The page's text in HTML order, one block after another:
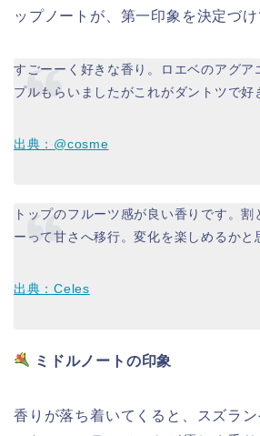
ップノートが、第一印象を決定づけ
すごーーく好きな香り。ロエベのアグア
プルもらいましたがこれがダントツで好
出典：@cosme
トップのフルーツ感が良い香りです。
ーって甘さへ移行。変化を楽しめるかと
出典：Celes
ミドルノートの印象
香りが落ち着いてくると、スズラ